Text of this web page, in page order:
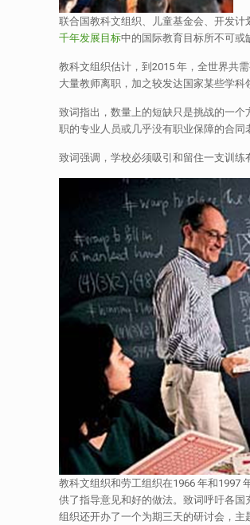
联合国教科文组织、儿童基金会、开发计
千年发展目标中的国际教育目标所不可或
教科文组织估计，到2015 年，全世界共
大量教师离职，加之较发达国家某些学科
致词指出，数量上的短缺只是挑战的一
职的专业人员或几乎没有职业保障的合同
致词强调，学校必须吸引和留住一支训
教科文组织和劳工组织在1966 年和1997
供了指导意见和好的做法。致词呼吁各
组织还开办了一个为期三天的研讨会，主